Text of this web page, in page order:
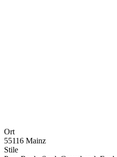
Ort
55116 Mainz
Stile